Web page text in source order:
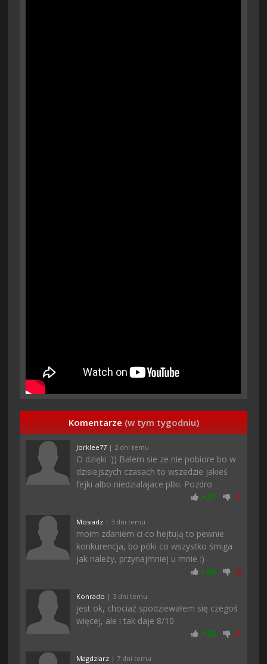
Komentarze (w tym tygodniu)
Jorklee77 | 2 dni temu
O dzięki :)) Balem sie ze nie pobiore bo w
dzisiejszych czasach to wszedzie jakieś
fejki albo niedzialajace pliki. Pozdro
+27 -1
Mosiadz | 3 dni temu
moim zdaniem ci co hejtują to pewnie
konkurencja, bo póki co wszystko śmiga
jak należy, przynajmniej u mnie :)
+26 -2
Konrado | 3 dni temu
jest ok, chociaż spodziewałem się czegoś
więcej, ale i tak daje 8/10
+26 -1
Magdziarz | 7 dni temu